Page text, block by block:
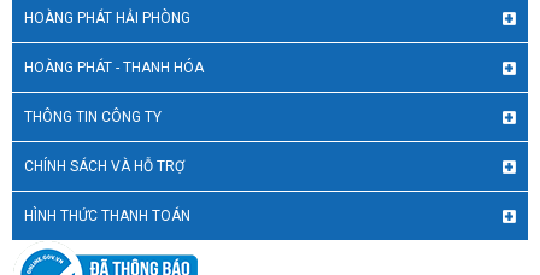
Dung lượng lưu trữ lớn hơn
Mở rộng thư viện kỹ thuật số cùng các mức dung lượng cao
lên đến 2 TB 2để lưu giữ những khoảnh khắc trân quý trong
cuộc sống.
HOÀNG PHÁT HẢI PHÒNG
HOÀNG PHÁT - THANH HÓA
THÔNG TIN CÔNG TY
CHÍNH SÁCH VÀ HỖ TRỢ
HÌNH THỨC THANH TOÁN